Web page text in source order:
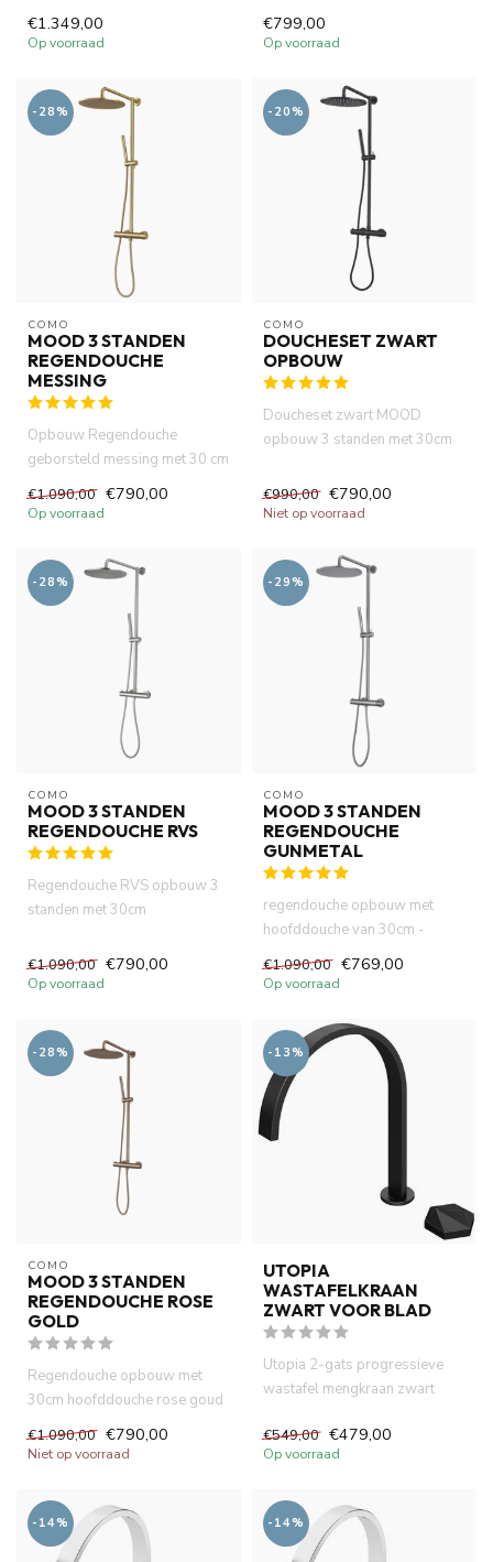
3-i...
€1.349,00
Op voorraad
desig...
€799,00
Op voorraad
-28%
COMO
MOOD 3 STANDEN
REGENDOUCHE
MESSING
Opbouw Regendouche
geborsteld messing met 30 cm
€1.090,00 €790,00
Op voorraad
-20%
COMO
DOUCHESET ZWART
OPBOUW
Doucheset zwart MOOD
opbouw 3 standen met 30cm
douc...
€990,00 €790,00
Niet op voorraad
-28%
COMO
MOOD 3 STANDEN
REGENDOUCHE RVS
Regendouche RVS opbouw 3
standen met 30cm
douchemeng...
€1.090,00 €790,00
Op voorraad
-29%
COMO
MOOD 3 STANDEN
REGENDOUCHE
GUNMETAL
regendouche opbouw met
hoofddouche van 30cm -
verouderd i...
€1.090,00 €769,00
Op voorraad
-28%
COMO
MOOD 3 STANDEN
REGENDOUCHE ROSE
GOLD
Regendouche opbouw met
30cm hoofddouche rose goud
douchemengkraa...
€1.090,00 €790,00
Niet op voorraad
-13%
UTOPIA
WASTAFELKRAAN
ZWART VOOR BLAD
Utopia 2-gats progressieve
wastafel mengkraan zwart
€549,00 €479,00
Op voorraad
-14% -14%